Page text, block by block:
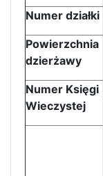
Numer działki
Powierzchnia
dzierżawy
Numer Księgi
Wieczystej